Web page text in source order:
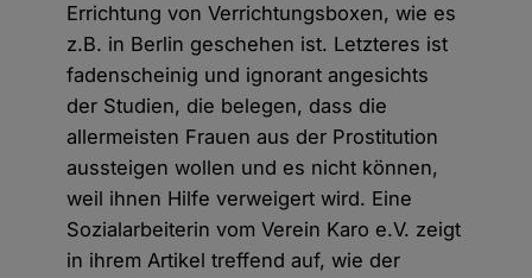
Errichtung von Verrichtungsboxen, wie es
z.B. in Berlin geschehen ist. Letzteres ist
fadenscheinig und ignorant angesichts
der Studien, die belegen, dass die
allermeisten Frauen aus der Prostitution
aussteigen wollen und es nicht können,
weil ihnen Hilfe verweigert wird. Eine
Sozialarbeiterin vom Verein Karo e.V. zeigt
in ihrem Artikel treffend auf, wie der